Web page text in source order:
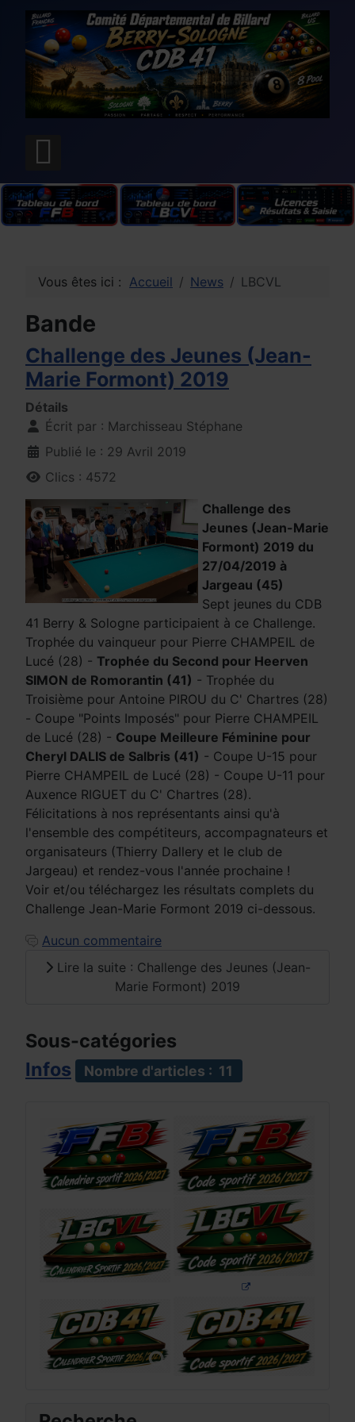
Vous êtes ici : Accueil News LBCVL
Bande
Challenge des Jeunes (Jean-
Marie Formont) 2019
Détails
Écrit par : Marchisseau Stéphane
Publié le : 29 Avril 2019
Clics : 4572
Challenge des
Jeunes (Jean-Marie
Formont) 2019 du
27/04/2019 à
Jargeau (45)
Sept jeunes du CDB
41 Berry & Sologne participaient à ce Challenge.
Trophée du vainqueur pour Pierre CHAMPEIL de
Lucé (28) - Trophée du Second pour Heerven
SIMON de Romorantin (41) - Trophée du
Troisième pour Antoine PIROU du C' Chartres (28)
- Coupe "Points Imposés" pour Pierre CHAMPEIL
de Lucé (28) - Coupe Meilleure Féminine pour
Cheryl DALIS de Salbris (41) - Coupe U-15 pour
Pierre CHAMPEIL de Lucé (28) - Coupe U-11 pour
Auxence RIGUET du C' Chartres (28).
Félicitations à nos représentants ainsi qu'à
l'ensemble des compétiteurs, accompagnateurs et
organisateurs (Thierry Dallery et le club de
Jargeau) et rendez-vous l'année prochaine !
Voir et/ou téléchargez les résultats complets du
Challenge Jean-Marie Formont 2019 ci-dessous.
Aucun commentaire
Lire la suite : Challenge des Jeunes (Jean-
Marie Formont) 2019
Sous-catégories
Infos
Nombre d'articles : 11